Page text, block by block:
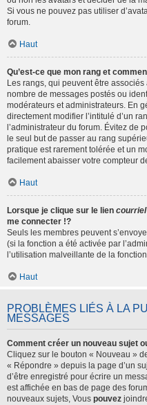
Si vous ne pouvez pas utiliser
forum.
Haut
Qu’est-ce que mon rang et
Les rangs, qui peuvent être
nombre de messages postés ou
modérateurs et administrateurs. En
directement modifier l’intitulé d’un
l’administrateur du forum. Évitez de
le seul but de passer au rang
pratique est rarement tolérée et un
facilement abaisser votre compteur
Haut
Lorsque je clique sur le lien courriel
me connecter !?
Seuls les membres peuvent
(si la fonction a été activée par
l’utilisation malveillante de la
Haut
PROBLÈMES LIÉS À LA
MESSAGES
Comment créer un nouveau sujet
Cliquez sur le bouton « Nouveau »
« Répondre » depuis la page d’un
d’être enregistré pour écrire un
est affichée en bas de page des
nouveaux sujets, Vous pouvez